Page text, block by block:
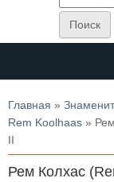
Вы здесь
Главная »
Rem Koolhaas »
II
Рем Колхас